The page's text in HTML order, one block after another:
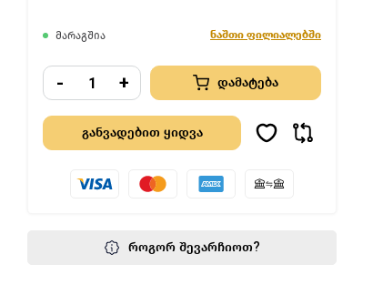
მარაგშია ნაშთი ფილიალებში
- + დამატება
როგორ შევარჩიოთ?